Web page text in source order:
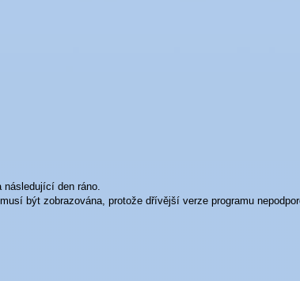
následující den ráno.
být zobrazována, protože dřívější verze programu